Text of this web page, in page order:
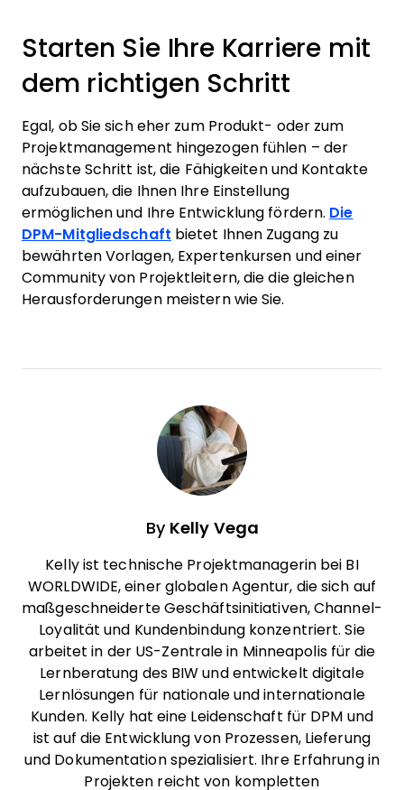
Starten Sie Ihre Karriere mit
dem richtigen Schritt
Egal, ob Sie sich eher zum Produkt- oder zum
Projektmanagement hingezogen fühlen – der
nächste Schritt ist, die Fähigkeiten und Kontakte
aufzubauen, die Ihnen Ihre Einstellung
ermöglichen und Ihre Entwicklung fördern. Die
DPM-Mitgliedschaft bietet Ihnen Zugang zu
bewährten Vorlagen, Expertenkursen und einer
Community von Projektleitern, die die gleichen
Herausforderungen meistern wie Sie.
By Kelly Vega
Kelly ist technische Projektmanagerin bei BI
WORLDWIDE, einer globalen Agentur, die sich auf
maßgeschneiderte Geschäftsinitiativen, Channel-
Loyalität und Kundenbindung konzentriert. Sie
arbeitet in der US-Zentrale in Minneapolis für die
Lernberatung des BIW und entwickelt digitale
Lernlösungen für nationale und internationale
Kunden. Kelly hat eine Leidenschaft für DPM und
ist auf die Entwicklung von Prozessen, Lieferung
und Dokumentation spezialisiert. Ihre Erfahrung in
Projekten reicht von kompletten